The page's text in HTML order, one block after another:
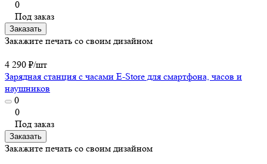
0
Под заказ
Заказать
Закажите печать со своим дизайном
4 290 ₽/шт
Зарядная станция с часами E-Store для смартфона, часов и
наушников
0
0
Под заказ
Заказать
Закажите печать со своим дизайном